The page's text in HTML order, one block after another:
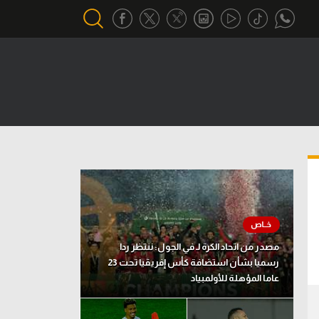
تحقيق في الجول
تقرير في الجول
تحليل في الجول
حكايات في الجول
كويز في الجول
فيديو في الجول
مصدر من اتحاد الكرة لـ في الجول: ننتظر ردا
رسميا بشأن استضافة كأس إفريقيا تحت 23
عاما المؤهلة للأولمبياد